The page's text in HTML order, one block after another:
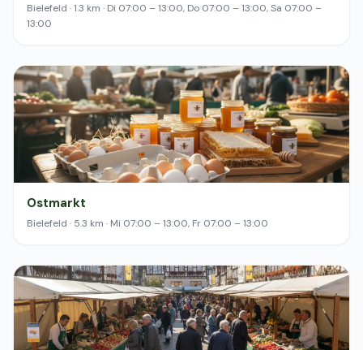
Bielefeld · 1.3 km · Di 07:00 – 13:00, Do 07:00 – 13:00, Sa 07:00 –
13:00
Ostmarkt
Bielefeld · 5.3 km · Mi 07:00 – 13:00, Fr 07:00 – 13:00